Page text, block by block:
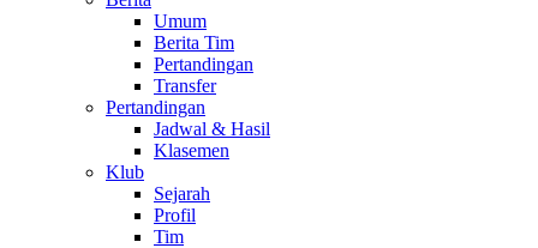
Umum
Berita Tim
Pertandingan
Transfer
Pertandingan
Jadwal & Hasil
Klasemen
Klub
Sejarah
Profil
Tim